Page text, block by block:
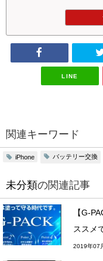
LINE
関連キーワード
iPhone バッテリー交換
未分類の関連記事
【G-
ススメ
2019年07